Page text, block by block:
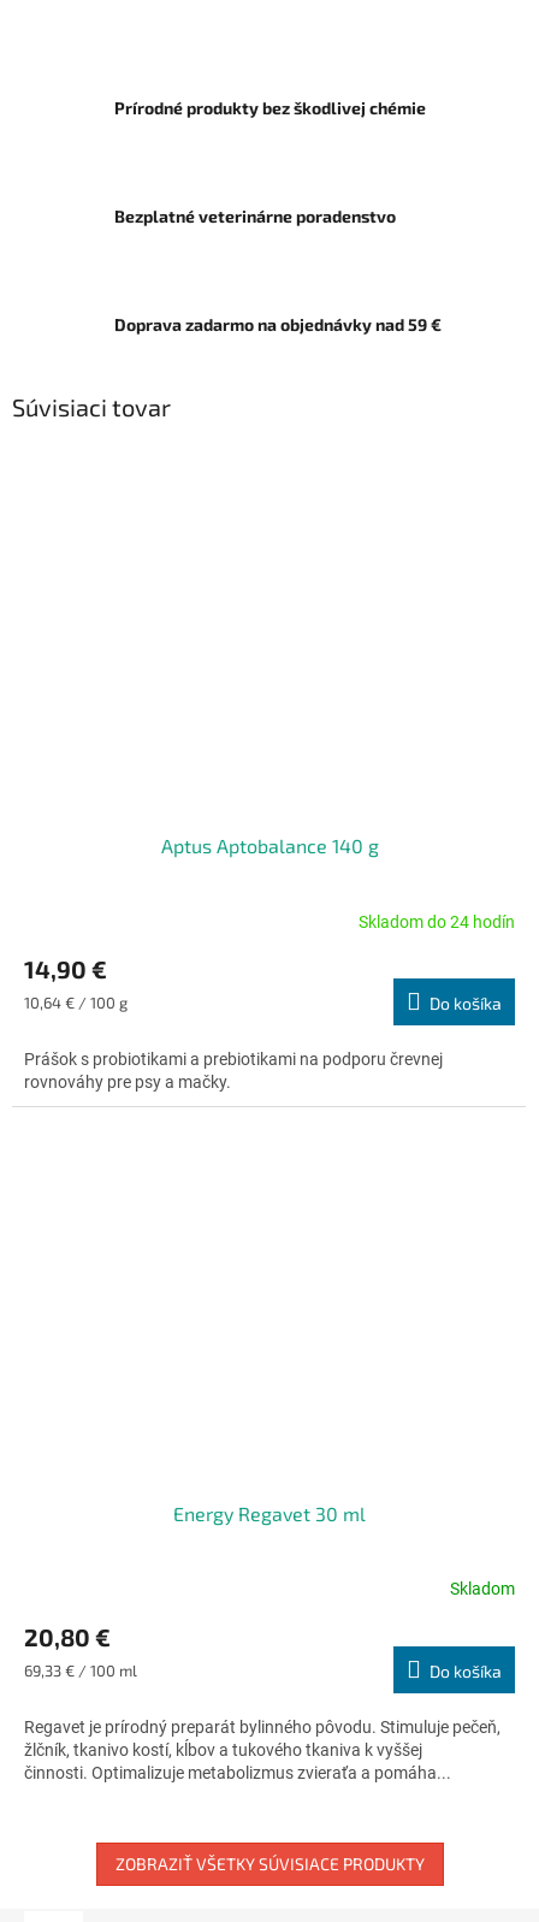
Prírodné produkty bez škodlivej chémie
Bezplatné veterinárne poradenstvo
Doprava zadarmo na objednávky nad 59 €
Súvisiaci tovar
Aptus Aptobalance 140 g
produktu
je
4,7
5
hviezdičiek.
Skladom do 24 hodín
14,90 €
Jednotková
10,64 € / 100 g Do košíka
Prášok s probiotikami a prebiotikami na podporu črevnej
rovnováhy pre psy a mačky.
Energy Regavet 30 ml
produktu
4,6
5
hviezdičiek.
Skladom
20,80 €
Jednotková
69,33 € / 100 ml Do košíka
Regavet je prírodný preparát bylinného pôvodu. Stimuluje pečeň,
žlčník, tkanivo kostí, kĺbov a tukového tkaniva k vyššej
činnosti. Optimalizuje metabolizmus zvieraťa a pomáha...
ZOBRAZIŤ VŠETKY SÚVISIACE PRODUKTY